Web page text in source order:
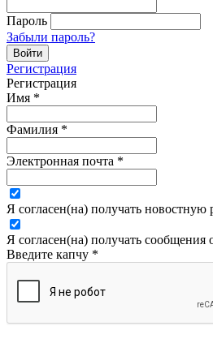
Пароль
Забыли пароль?
Регистрация
Регистрация
Имя *
Фамилия *
Электронная почта *
Я согласен(на) получать новостную
Я согласен(на) получать сообщения
Введите капчу *